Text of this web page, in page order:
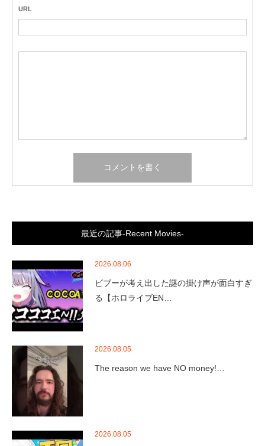
URL
最近の記事-Recent Movies-
2026.08.06
ビブーが考え出した謎の掛け声が面白すぎ
る【ホロライブEN…
2026.08.05
The reason we have NO money!…
2026.08.05